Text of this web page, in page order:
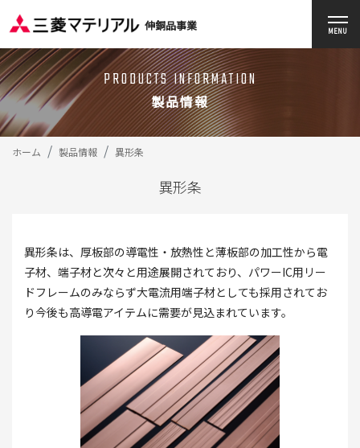
伸銅品事業 MENU
PRODUCTS INFORMATION
製品情報
ホーム 製品情報 異形条
異形条
異形条は、厚板部の導電性・放熱性と薄板部の加工性から電
子材、端子材と次々と用途展開されており、パワーIC用リー
ドフレームのみならず大電流用端子材としても採用されてお
り今後も高導電アイテムに需要が見込まれています。